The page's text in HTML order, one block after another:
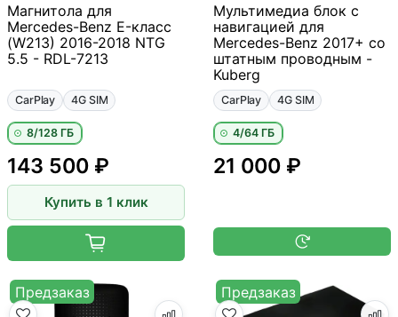
Магнитола для
Mercedes-Benz E-класс
(W213) 2016-2018 NTG
5.5 - RDL-7213
CarPlay 4G SIM
8/128 ГБ
143 500 ₽
Купить в 1 клик
Мультимедиа блок с
навигацией для
Mercedes-Benz 2017+ со
штатным проводным -
Kuberg
CarPlay 4G SIM
4/64 ГБ
21 000 ₽
Предзаказ Предзаказ